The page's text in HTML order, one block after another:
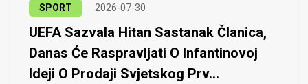
SPORT 2026-07-30
UEFA Sazvala Hitan Sastanak Članica,
Danas Će Raspravljati O Infantinovoj
Ideji O Prodaji Svjetskog Prv...